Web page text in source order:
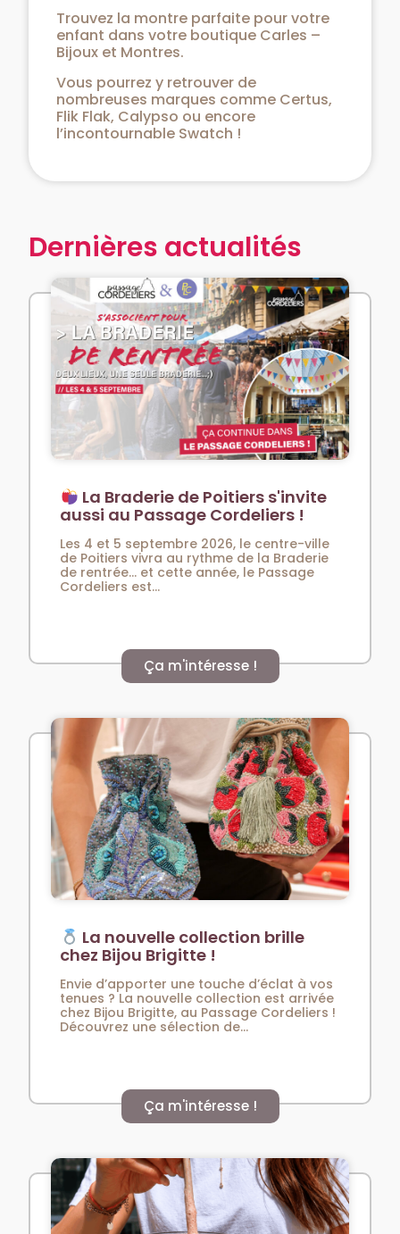
Trouvez la montre parfaite pour votre
enfant dans votre boutique Carles –
Bijoux et Montres.
Vous pourrez y retrouver de
nombreuses marques comme Certus,
Flik Flak, Calypso ou encore
l’incontournable Swatch !
Dernières actualités
La Braderie de Poitiers s'invite
aussi au Passage Cordeliers !
Les 4 et 5 septembre 2026, le centre-ville
de Poitiers vivra au rythme de la Braderie
de rentrée… et cette année, le Passage
Cordeliers est...
Ça m'intéresse !
La nouvelle collection brille
chez Bijou Brigitte !
Envie d’apporter une touche d’éclat à vos
tenues ? La nouvelle collection est arrivée
chez Bijou Brigitte, au Passage Cordeliers !
Découvrez une sélection de...
Ça m'intéresse !